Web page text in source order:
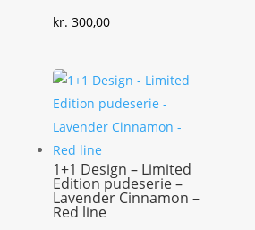
kr. 300,00
1+1 Design – Limited
Edition pudeserie –
Lavender Cinnamon –
Red line